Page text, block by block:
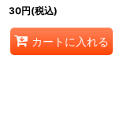
30円(税込)
カートに入れる